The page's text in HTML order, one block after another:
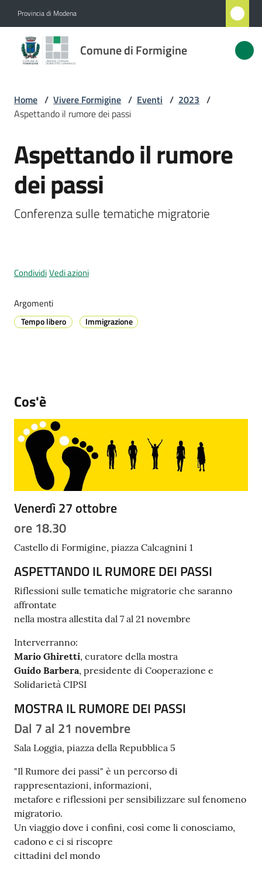
Provincia di Modena
Comune di Formigine
Comune
di
Novità
Servizi
Vivere
Prenotazione
appuntamenti
e
a
o
Tutti
argomenti...
Seguici
su
Home / Vivere Formigine / Eventi / 2023 /
Aspettando il rumore dei passi
Salta al contenuto
Aspettando il rumore
dei passi
Conferenza sulle tematiche migratorie
CondividiVedi azioni
Argomenti
Tempo libero Immigrazione
Cos'è
Venerdì 27 ottobre
ore 18.30
Castello di Formigine, piazza Calcagnini 1
ASPETTANDO IL RUMORE DEI PASSI
Riflessioni sulle tematiche migratorie che saranno
affrontate
nella mostra allestita dal 7 al 21 novembre
Interverranno:
Mario Ghiretti, curatore della mostra
Guido Barbera, presidente di Cooperazione e
Solidarietà CIPSI
MOSTRA IL RUMORE DEI PASSI
Dal 7 al 21 novembre
Sala Loggia, piazza della Repubblica 5
"Il Rumore dei passi" è un percorso di
rappresentazioni, informazioni,
metafore e riflessioni per sensibilizzare sul fenomeno
migratorio.
Un viaggio dove i confini, così come li conosciamo,
cadono e ci si riscopre
cittadini del mondo